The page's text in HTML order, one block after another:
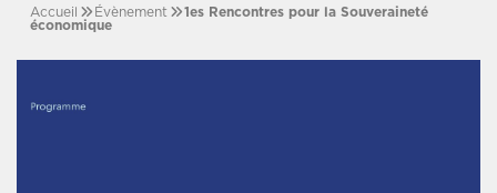
Accueil Évènement
1es Rencontres pour la Souveraineté
économique